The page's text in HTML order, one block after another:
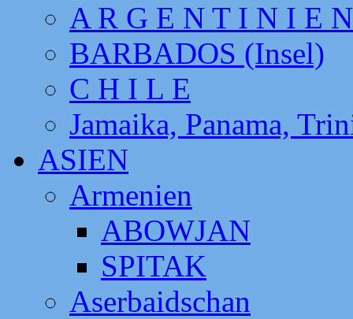
A R G E N T I N I E N
BARBADOS (Insel)
C H I L E
Jamaika, Panama,
ASIEN
Armenien
ABOWJAN
SPITAK
Aserbaidschan